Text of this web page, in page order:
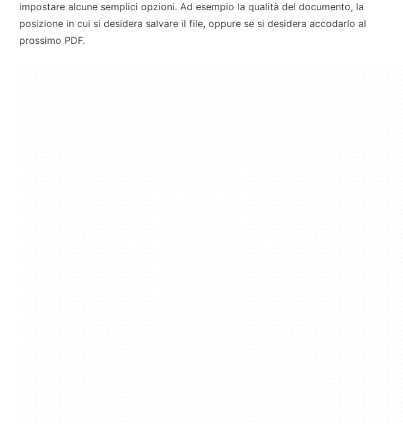
impostare alcune semplici opzioni. Ad esempio la qualità del documento, la
posizione in cui si desidera salvare il file, oppure se si desidera accodarlo al
prossimo PDF.